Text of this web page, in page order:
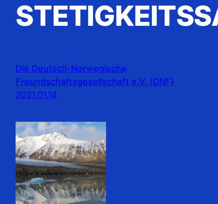
Die Deutsch-Norwegische
Freundschaftsgesellschaft e.V. (DNF)
2021.01.14